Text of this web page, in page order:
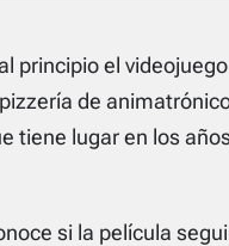
principio el
de
tiene lugar en los
si la película